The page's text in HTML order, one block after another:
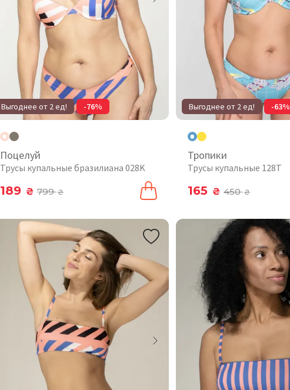
Выгоднее от 2 ед! -76%
Поцелуй
Трусы купальные бразилиана 028K
189 ₴ 799₴
Выгоднее от 2 ед! -63%
Тропики
Трусы купальные 128T
165 ₴ 450₴